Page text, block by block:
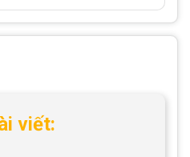
viết: